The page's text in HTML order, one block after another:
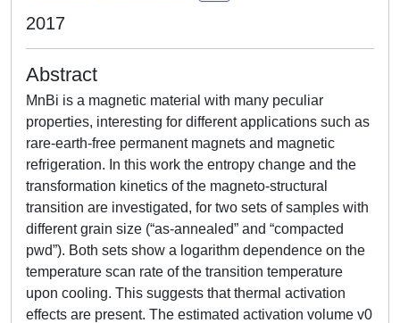
2017
Abstract
MnBi is a magnetic material with many peculiar
properties, interesting for different applications such as
rare-earth-free permanent magnets and magnetic
refrigeration. In this work the entropy change and the
transformation kinetics of the magneto-structural
transition are investigated, for two sets of samples with
different grain size (“as-annealed” and “compacted
pwd”). Both sets show a logarithm dependence on the
temperature scan rate of the transition temperature
upon cooling. This suggests that thermal activation
effects are present. The estimated activation volume v0